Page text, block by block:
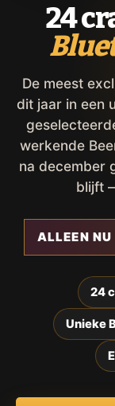
24
De meest
dit jaar in een
werkende
na december
blijft
ALLEEN NU
24
Unieke